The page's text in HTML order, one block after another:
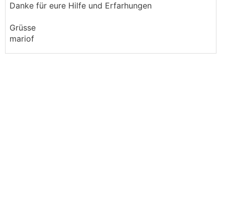
Danke für eure Hilfe und Erfarhungen
Grüsse
mariof